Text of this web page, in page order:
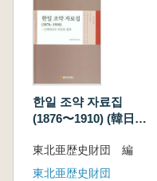
한일 조약 자료집
(1876〜1910) (韓日条
1910) 近代外交で包
まれた侵略
東北亜歴史財団 編
東北亜歴史財団